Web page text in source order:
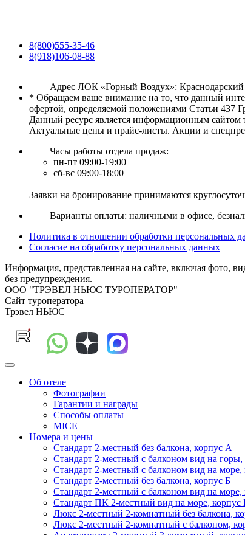
8(800)555-35-46
8(918)106-08-88
Адрес ЛОК «Горный Воздух»: Краснодарский
* Обращаем ваше внимание на то, что данный
офертой, определяемой положениями Статьи 437
Данный ресурс является информационным
Актуальные цены и прайс-листы. Акции и
Часы работы отдела продаж:
пн-пт 09:00-19:00
сб-вс 09:00-18:00
Заявки на бронирование принимаются
Варианты оплаты: наличными в офисе,
Политика в отношении обработки персональных
Согласие на обработку персональных данных
Информация, представленная на сайте, включая фото,
без предупреждения.
ООО "ТРЭВЕЛ НЬЮС ТУРОПЕРАТОР"
Сайт туроператора
Трэвел НЬЮС
Об отеле
Фотографии
Гарантии и награды
Способы оплаты
MICE
Номера и цены
Стандарт 2-местный без балкона, корпус А
Стандарт 2-местный с балконом вид на горы,
Стандарт 2-местный с балконом вид на море,
Стандарт 2-местный без балкона, корпус Б
Стандарт 2-местный с балконом вид на море,
Стандарт ПК 2-местный вид на море, корпус
Люкс 2-местный 2-комнатный без балкона,
Люкс 2-местный 2-комнатный с балконом,